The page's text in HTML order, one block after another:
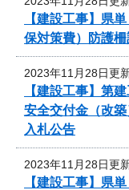
【建設工事】県
保対策費）防護
2023年11月28日更
【建設工事】第
安全交付金（改
入札公告
2023年11月28日更
【建設工事】県